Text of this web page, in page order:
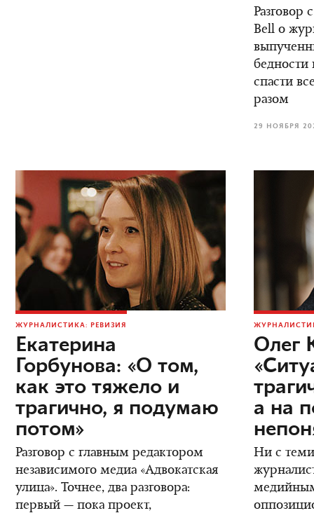
Разговор
Bell о
бедности
спасти
разом
29 НОЯБРЯ
ЖУРНАЛИСТИКА: РЕВИЗИЯ
Екатерина
Горбунова: «О том,
как это тяжело и
трагично, я подумаю
потом»
Разговор с главным редактором
независимого медиа «Адвокатская
улица». Точнее, два разговора:
первый — пока проект,
Олег
а на
Ни с